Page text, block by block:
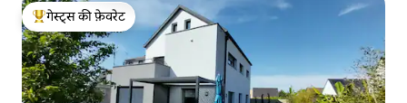
गेस्ट्स का टॉप फ़ेवरेट
गेस्ट्स की फ़ेवरेट